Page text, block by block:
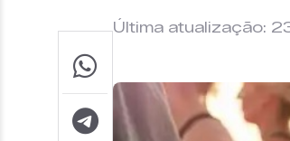
Última atualização: